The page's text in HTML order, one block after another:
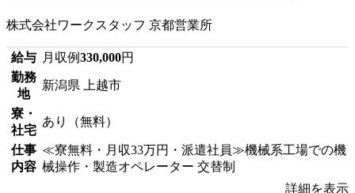
株式会社ワークスタッフ 京都営業所
給与 月収例330,000円
勤務
地
新潟県 上越市
寮・
社宅
あり（無料）
仕事
内容
≪寮無料・月収33万円・派遣社員≫機械系工場での機
械操作・製造オペレーター 交替制
詳細を表示